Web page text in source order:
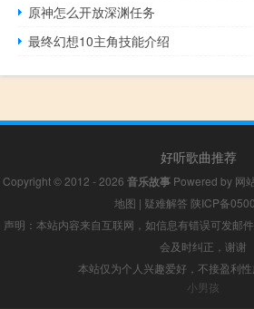
原神怎么开放深渊任务
最终幻想10主角技能介绍
好听歌曲推荐
Copyright © 2012 - 2026 音乐故事 Powered by 网
地图 | 疑难解答 陕ICP备
声明：本站内容来自互联网，如信息有错误可发邮
会及时纠正，谢谢
本站仅为个人兴趣爱好，不接盈利
小男孩